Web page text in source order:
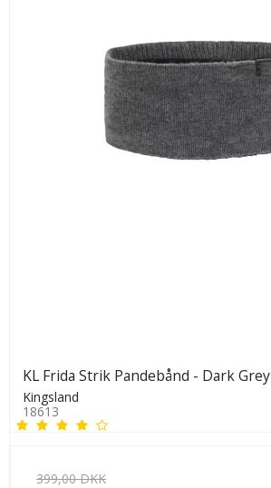
KL Frida Strik Pandebånd - Dark Grey
Kingsland
18613
399,00 DKK